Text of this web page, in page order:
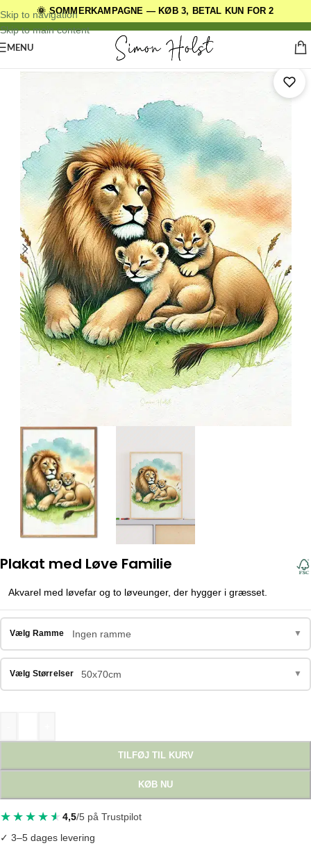
🌞 SOMMERKAMPAGNE — KØB 3, BETAL KUN FOR 2
Skip to navigation
Skip to main content
DANSKE ORIGINALE DESIGNS
MENU
Forside Dyreplakater/Løve Plakater
Plakat med Løve Familie
Akvarel med løvefar og to løveunger, der hygger i græsset.
Vælg Ramme Ingen ramme ▼
Vælg Størrelser 50x70cm ▼
TILFØJ TIL KURV
KØB NU
4,5/5 på Trustpilot
✓ 3–5 dages levering